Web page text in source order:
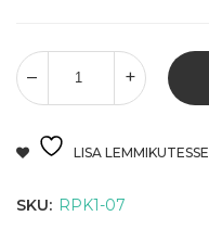
LISA LEMMIKUTESSE
SKU: RPK1-07